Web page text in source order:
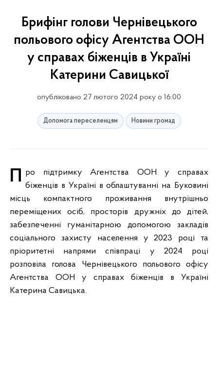
Брифінг голови Чернівецького
польового офісу Агентства ООН
у справах біженців в Україні
Катерини Савицької
опубліковано 27 лютого 2024 року о 16:00
Допомога переселенцям Новини громад
Про підтримку Агентства ООН у справах біженців в Україні в облаштуванні на Буковині
місць компактного проживання внутрішньо
переміщених осіб, просторів дружніх до дітей,
забезпеченні гуманітарною допомогою закладів
соціального захисту населення у 2023 році та
пріоритетні напрями співпраці у 2024 році
розповіла голова Чернівецького польового офісу
Агентства ООН у справах біженців в Україні
Катерина Савицька.